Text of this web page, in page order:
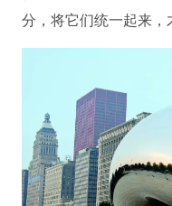
分，将它们统一起来，